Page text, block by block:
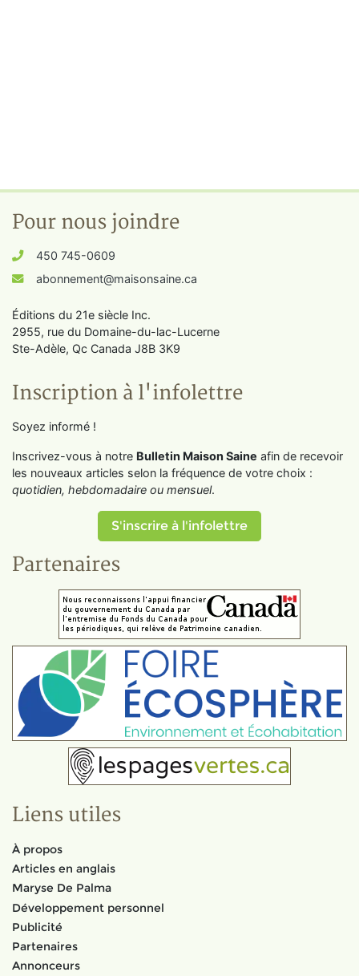
Pour nous joindre
450 745-0609
abonnement@maisonsaine.ca
Éditions du 21e siècle Inc.
2955, rue du Domaine-du-lac-Lucerne
Ste-Adèle, Qc Canada J8B 3K9
Inscription à l'infolettre
Soyez informé !
Inscrivez-vous à notre Bulletin Maison Saine afin de recevoir
les nouveaux articles selon la fréquence de votre choix :
quotidien, hebdomadaire ou mensuel.
S'inscrire à l'infolettre
Partenaires
Liens utiles
À propos
Articles en anglais
Maryse De Palma
Développement personnel
Publicité
Partenaires
Annonceurs